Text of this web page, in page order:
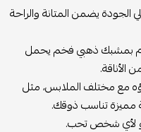
يضمن المتانة والراحة
بمشبك ذهبي فخم يحمل
مع مختلف الملابس، مثل
مميزة تناسب ذوقك.
لأي شخص تحب.